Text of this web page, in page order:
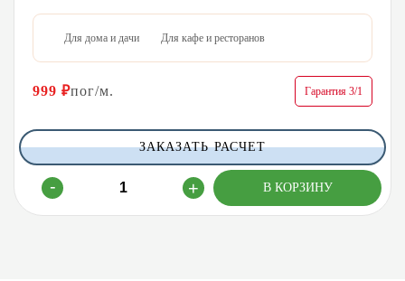
Для дома и дачи Для кафе и ресторанов
999 ₽пог/м. Гарантия 3/1
ЗАКАЗАТЬ РАСЧЕТ